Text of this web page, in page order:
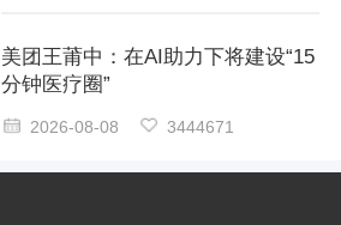
美团王莆中：在AI助力下将建设“15
分钟医疗圈”
2026-08-08 3444671